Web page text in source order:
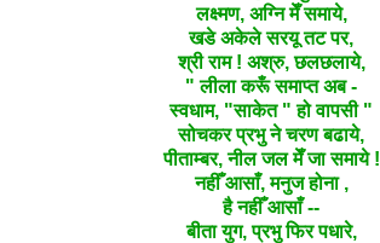
लक्ष्मण, अग्नि मेँ समाये,
खडे अकेले सरयू तट पर,
श्री राम ! अश्रु, छलछलाये,
" लीला करूँ समाप्त अब -
स्वधाम, "साकेत " हो वापसी "
सोचकर प्रभु ने चरण बढाये,
पीताम्बर,नील जल मेँ जा समाये !
नहीँ आसाँ, मनुज होना ,
है नहीँ आसाँ --
बीता युग, प्रभु फिर पधारे,